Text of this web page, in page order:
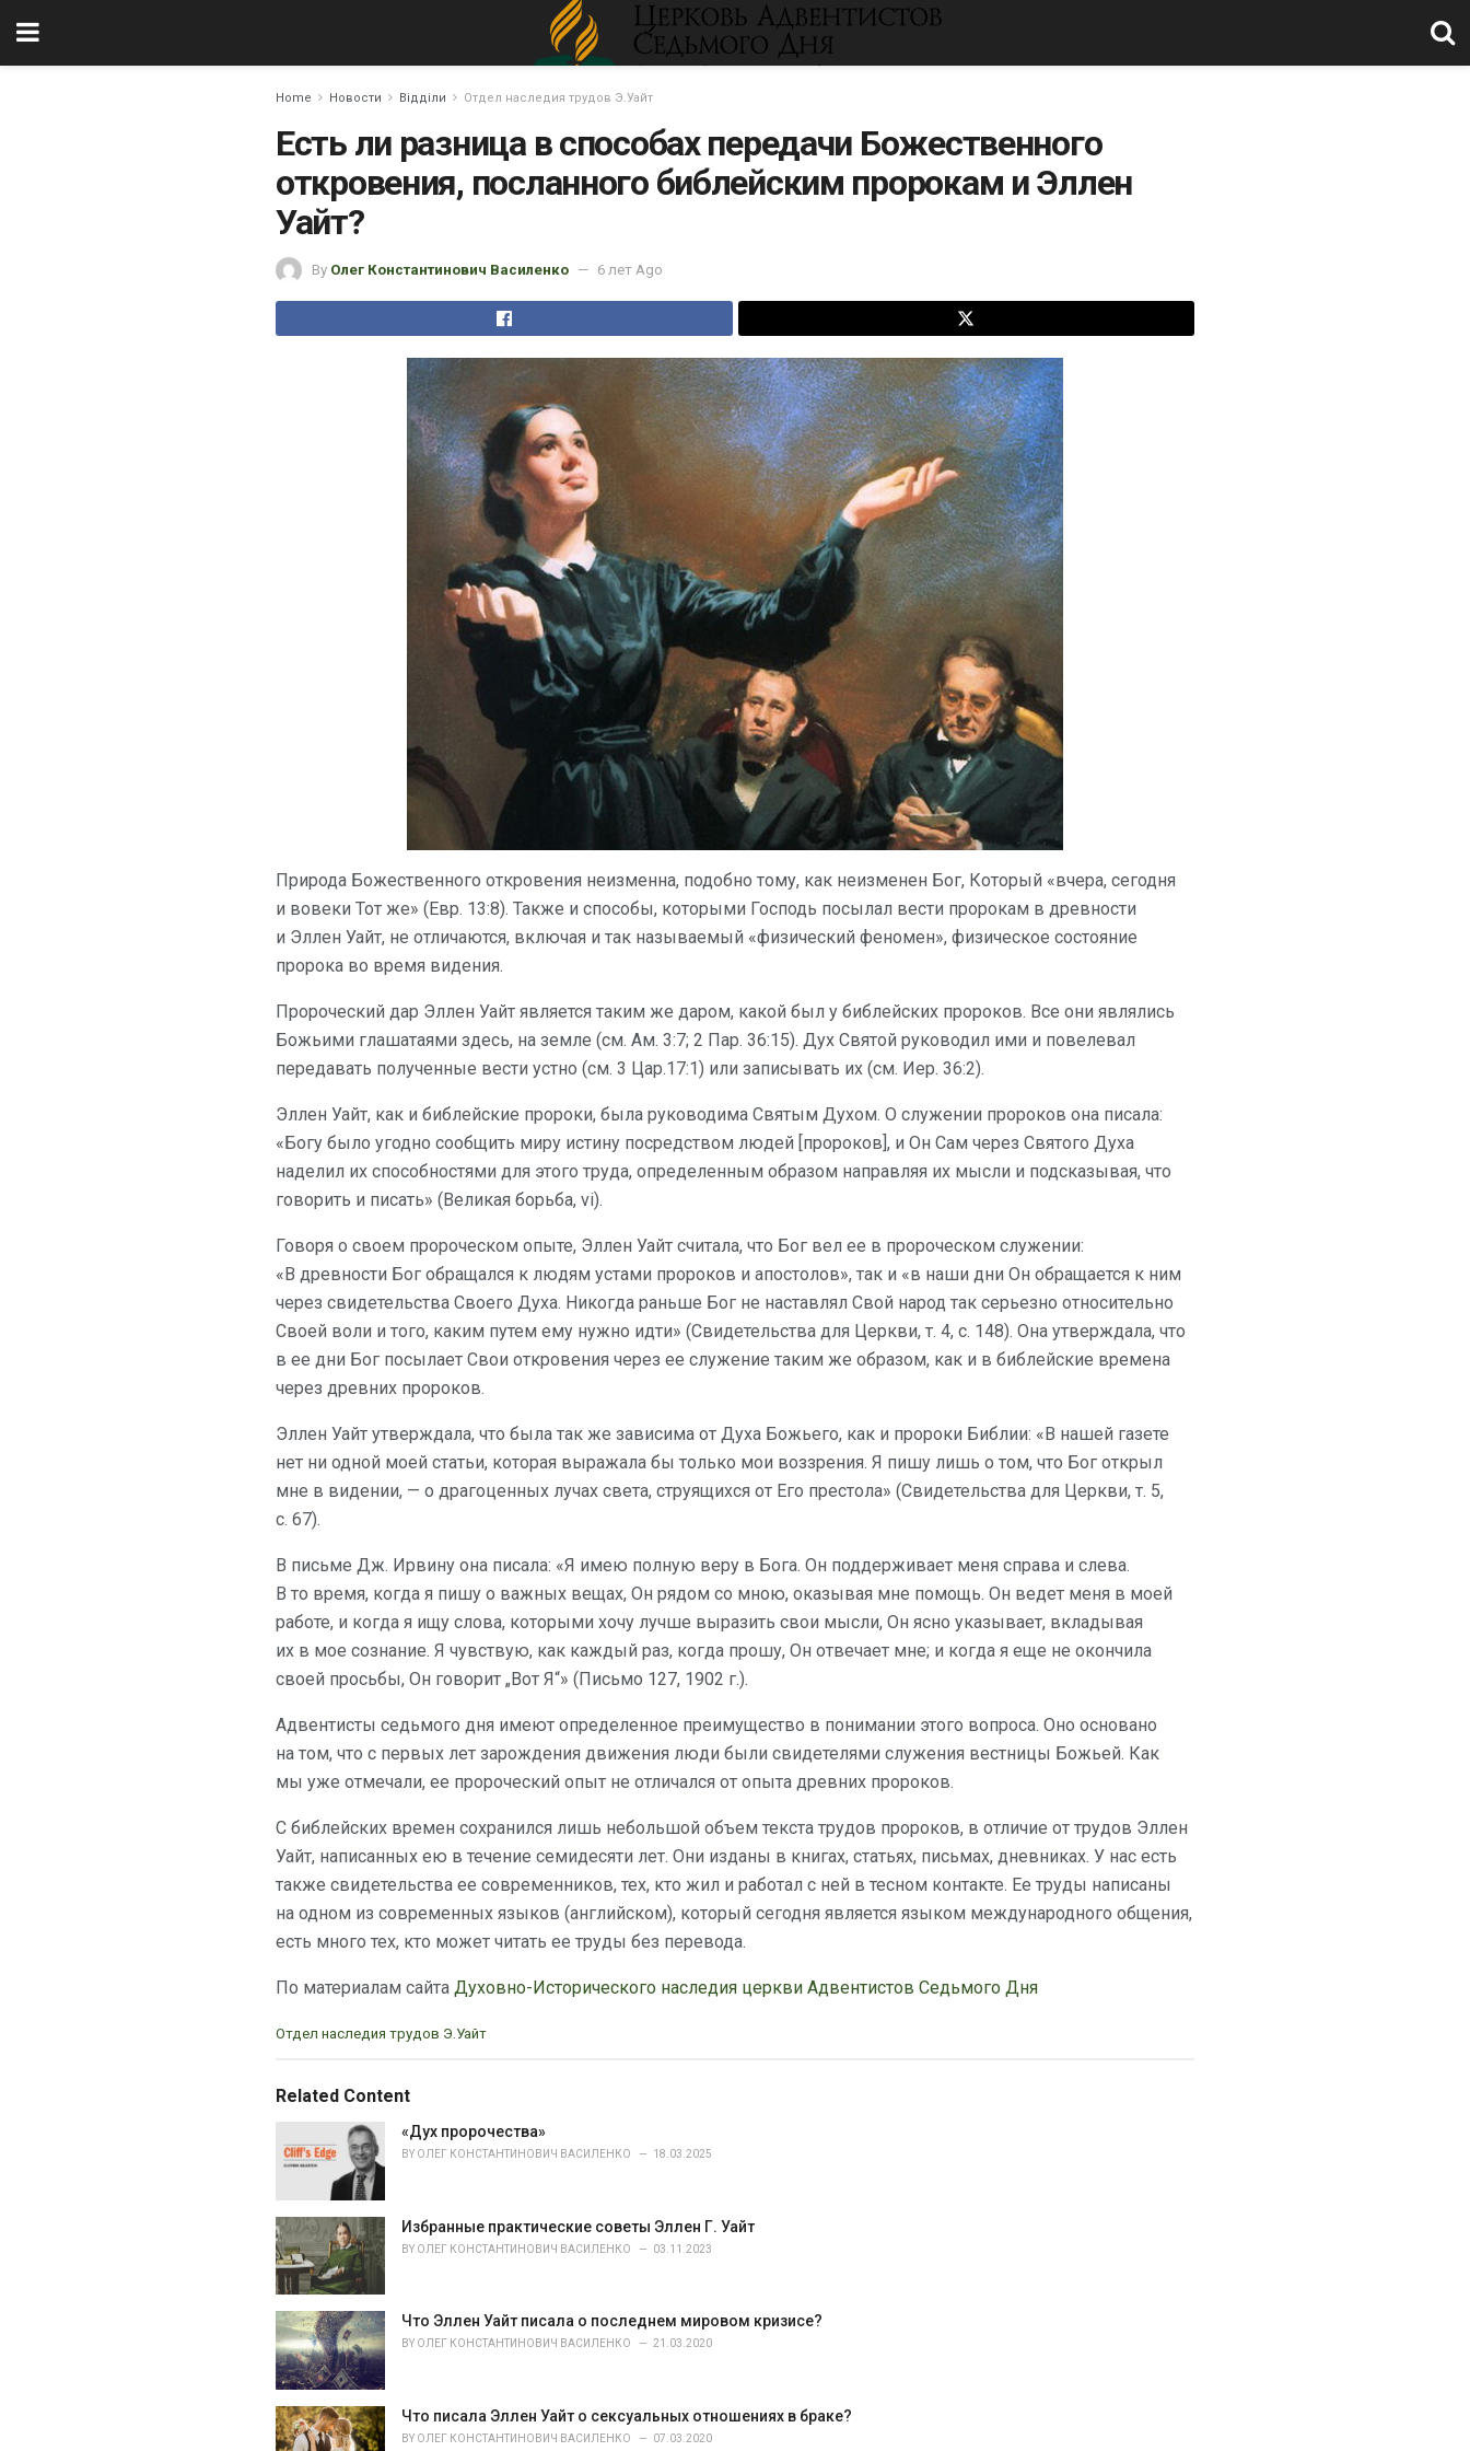
Home Новости Відділи Отдел наследия трудов Э.Уайт
Есть ли разница в способах передачи Божественного
откровения, посланного библейским пророкам и Эллен
Уайт?
By Олег Константинович Василенко 6 лет Ago
Природа Божественного откровения неизменна, подобно тому, как неизменен Бог, Который «вчера, сегодня
и вовеки Тот же» (Евр. 13:8). Также и способы, которыми Господь посылал вести пророкам в древности
и Эллен Уайт, не отличаются, включая и так называемый «физический феномен», физическое состояние
пророка во время видения.
Пророческий дар Эллен Уайт является таким же даром, какой был у библейских пророков. Все они являлись
Божьими глашатаями здесь, на земле (см. Ам. 3:7; 2 Пар. 36:15). Дух Святой руководил ими и повелевал
передавать полученные вести устно (см. 3 Цар.17:1) или записывать их (см. Иер. 36:2).
Эллен Уайт, как и библейские пророки, была руководима Святым Духом. О служении пророков она писала:
«Богу было угодно сообщить миру истину посредством людей [пророков], и Он Сам через Святого Духа
наделил их способностями для этого труда, определенным образом направляя их мысли и подсказывая, что
говорить и писать» (Великая борьба, vi).
Говоря о своем пророческом опыте, Эллен Уайт считала, что Бог вел ее в пророческом служении:
«В древности Бог обращался к людям устами пророков и апостолов», так и «в наши дни Он обращается к ним
через свидетельства Своего Духа. Никогда раньше Бог не наставлял Свой народ так серьезно относительно
Своей воли и того, каким путем ему нужно идти» (Свидетельства для Церкви, т. 4, с. 148). Она утверждала, что
в ее дни Бог посылает Свои откровения через ее служение таким же образом, как и в библейские времена
через древних пророков.
Эллен Уайт утверждала, что была так же зависима от Духа Божьего, как и пророки Библии: «В нашей газете
нет ни одной моей статьи, которая выражала бы только мои воззрения. Я пишу лишь о том, что Бог открыл
мне в видении, — о драгоценных лучах света, струящихся от Его престола» (Свидетельства для Церкви, т. 5,
с. 67).
В письме Дж. Ирвину она писала: «Я имею полную веру в Бога. Он поддерживает меня справа и слева.
В то время, когда я пишу о важных вещах, Он рядом со мною, оказывая мне помощь. Он ведет меня в моей
работе, и когда я ищу слова, которыми хочу лучше выразить свои мысли, Он ясно указывает, вкладывая
их в мое сознание. Я чувствую, как каждый раз, когда прошу, Он отвечает мне; и когда я еще не окончила
своей просьбы, Он говорит „Вот Я“» (Письмо 127, 1902 г.).
Адвентисты седьмого дня имеют определенное преимущество в понимании этого вопроса. Оно основано
на том, что с первых лет зарождения движения люди были свидетелями служения вестницы Божьей. Как
мы уже отмечали, ее пророческий опыт не отличался от опыта древних пророков.
С библейских времен сохранился лишь небольшой объем текста трудов пророков, в отличие от трудов Эллен
Уайт, написанных ею в течение семидесяти лет. Они изданы в книгах, статьях, письмах, дневниках. У нас есть
также свидетельства ее современников, тех, кто жил и работал с ней в тесном контакте. Ее труды написаны
на одном из современных языков (английском), который сегодня является языком международного общения,
есть много тех, кто может читать ее труды без перевода.
По материалам сайта Духовно-Исторического наследия церкви Адвентистов Седьмого Дня
C
e
:
Отдел наследия трудов Э.Уайт
Related Content
«Дух пророчества»
BY ОЛЕГ КОНСТАНТИНОВИЧ ВАСИЛЕНКО 18.03.2025
Избранные практические советы Эллен Г. Уайт
BY ОЛЕГ КОНСТАНТИНОВИЧ ВАСИЛЕНКО 03.11.2023
Что Эллен Уайт писала о последнем мировом кризисе?
BY ОЛЕГ КОНСТАНТИНОВИЧ ВАСИЛЕНКО 21.03.2020
Что писала Эллен Уайт о сексуальных отношениях в браке?
BY ОЛЕГ КОНСТАНТИНОВИЧ ВАСИЛЕНКО 07.03.2020